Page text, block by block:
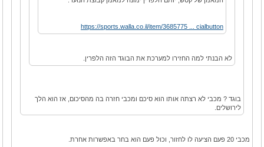
https://sports.walla.co.il/item/3685775 ... cialbutton
לא הבנתי למה החזירו למערכת את הבוגד הזה הלפרין.
בוגד ? מכבי לא רצתה אותו הוא סיכם ומכבי חזרה בה מהסיכום, אז הוא הלך
לירושלים.
מכבי 20 פעם הציעה לו לחזור, וכול פעם הוא בחר באפשרות אחרת.